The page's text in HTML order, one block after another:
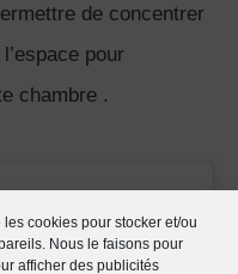
cookies pour stocker et/ou
Nous le faisons pour
afficher des publicités
de concentrer
pour
chambre .
activer Youtube